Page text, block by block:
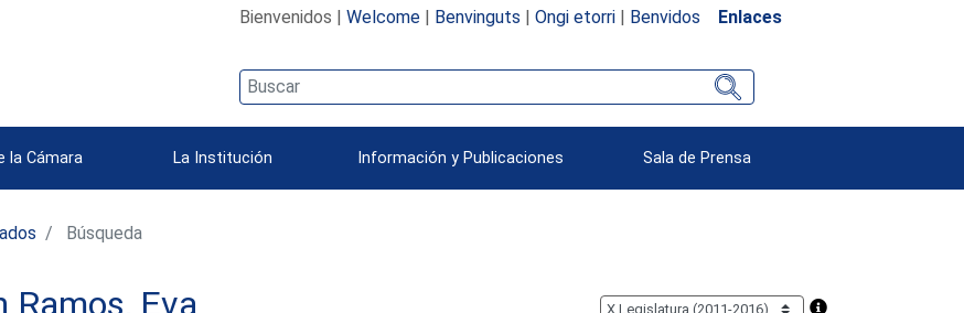
Bienvenidos | Welcome| Benvinguts | Ongi etorri| Benvidos Enlaces
la Cámara La Institución Información y Publicaciones Sala de Prensa
Búsqueda
Ramos, Eva